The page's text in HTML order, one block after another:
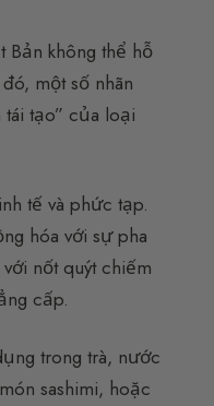
Bản không thể hỗ
một số nhãn
tạo” của loại
tế và phức tạp.
hóa với sự pha
nốt quýt chiếm
cấp.
trong trà, nước
sashimi, hoặc